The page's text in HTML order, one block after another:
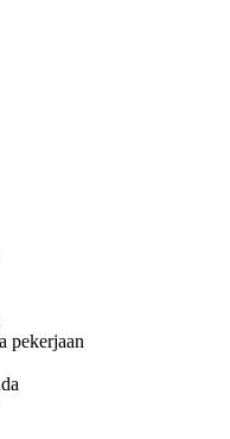
pekerjaan